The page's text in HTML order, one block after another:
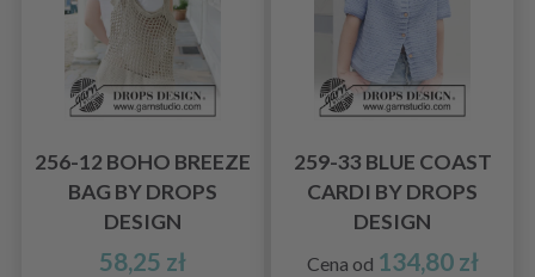
256-12 BOHO BREEZE
BAG BY DROPS
DESIGN
58,25 zł
259-33 BLUE COAST
CARDI BY DROPS
DESIGN
Cena od 134,80 zł